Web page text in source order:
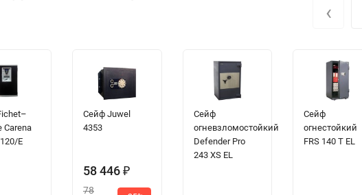
Carena
E
Сейф Juwel
4353
58 446 ₽
78
Сейф
огневзломостойкий
Defender Pro
243 XS EL
Сейф
огнестойкий
FRS 140 T EL
‹